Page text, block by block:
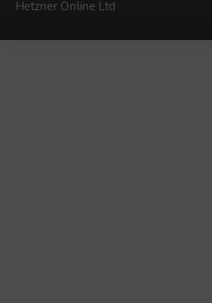
Hetzner Online Ltd